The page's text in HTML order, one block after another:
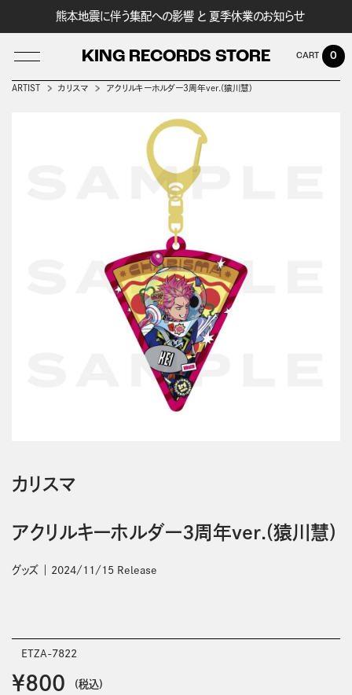
熊本地震に伴う集配への影響 と 夏季休業のお知らせ
KING RECORDS STORE 0
ARTIST カリスマ アクリルキーホルダー3周年ver.(猿川慧)
カリスマ
アクリルキーホルダー3周年ver.(猿川慧)
グッズ 2024/11/15 Release
ETZA-7822
￥800 (税込)